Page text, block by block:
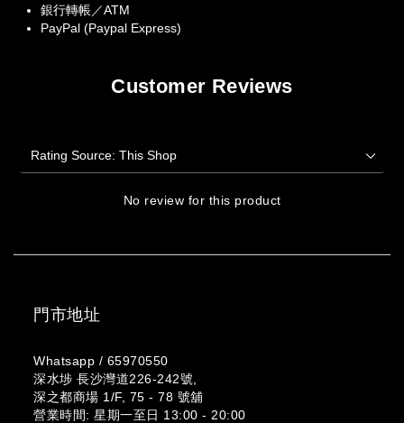
銀行轉帳／ATM
PayPal (Paypal Express)
Customer Reviews
No review for this product
門市地址
Whatsapp / 65970550
深水埗 長沙灣道226-242號,
深之都商場 1/F, 75 - 78 號舖
營業時間: 星期一至日 13:00 - 20:00